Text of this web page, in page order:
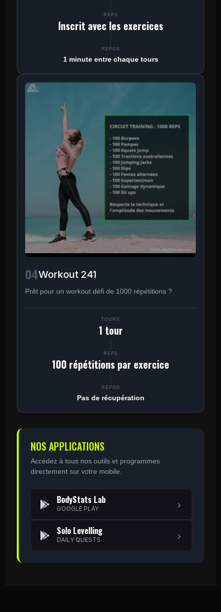
REPS
Inscrit avec les exercices
REPOS
1 minute entre chaque tours
04Workout 241
Prêt pour un workout défi de 1000 répétitions ?
TOURS
1 tour
REPS
100 répétitions par exercice
REPOS
Pas de récupération
NOS APPLICATIONS
Accédez à tous nos outils et programmes
directement sur votre mobile.
BodyStats Lab
GOOGLE PLAY
Solo Levelling
DAILY QUESTS